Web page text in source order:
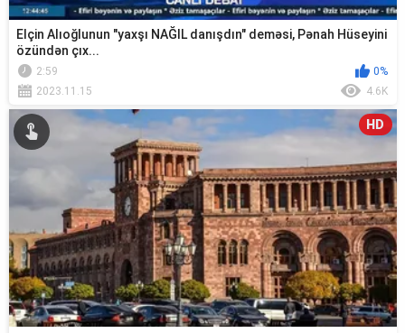
Elçin Alıoğlunun "yaxşı NAĞIL danışdın" deməsi, Pənah Hüseyini
özündən çıx...
2:59
0%
2023.11.15
4.6K
HD